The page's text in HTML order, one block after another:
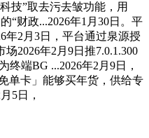
技”取去污去皱功能，用
“财政...2026年1月30日。平
年2月3日，平台通过泉源授
2026年2月9日推7.0.1.300
终端BG ...2026年2月9日，
单卡」能够买年货，供给专
5日，